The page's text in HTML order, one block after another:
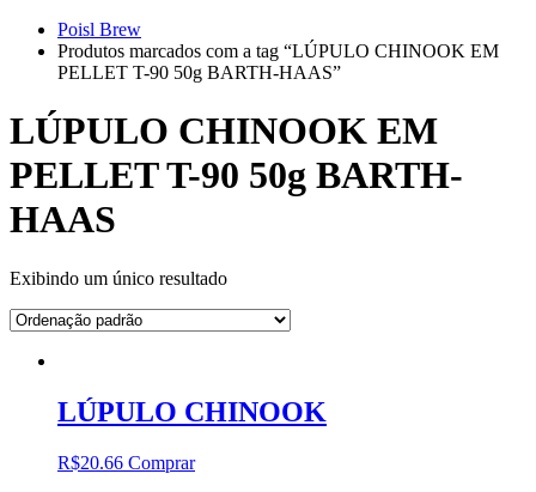
Poisl Brew
Produtos marcados com a tag “LÚPULO CHINOOK EM
PELLET T-90 50g BARTH-HAAS”
LÚPULO CHINOOK EM
PELLET T-90 50g BARTH-
HAAS
Exibindo um único resultado
LÚPULO CHINOOK
R$20.66 Comprar